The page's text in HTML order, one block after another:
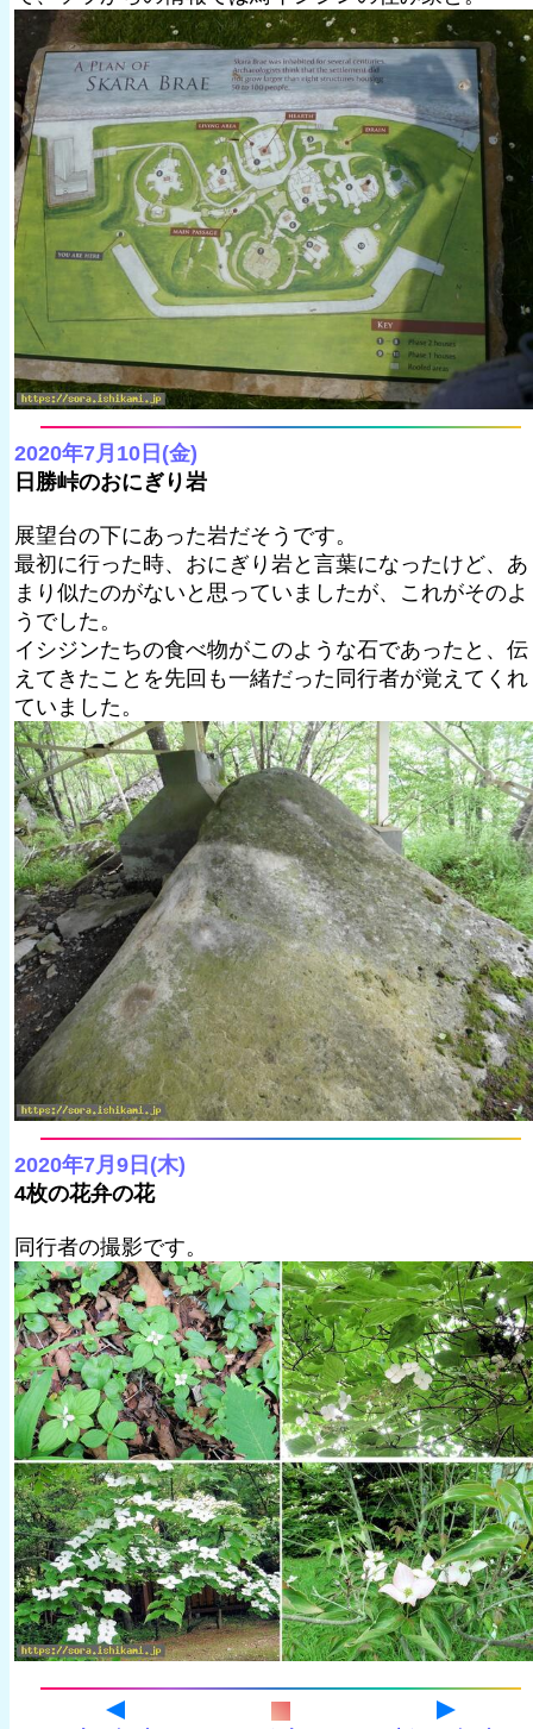
2020年7月10日(金)
日勝峠のおにぎり岩
展望台の下にあった岩だそうです。
最初に行った時、おにぎり岩と言葉になったけど、あ
まり似たのがないと思っていましたが、これがそのよ
うでした。
イシジンたちの食べ物がこのような石であったと、伝
えてきたことを先回も一緒だった同行者が覚えてくれ
ていました。
2020年7月9日(木)
4枚の花弁の花
同行者の撮影です。